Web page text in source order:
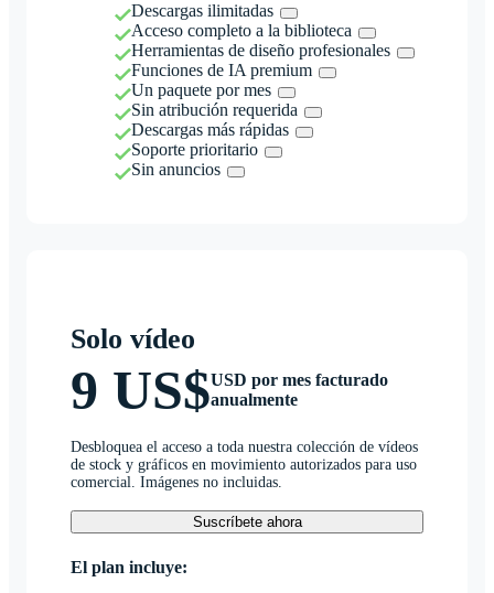
Descargas ilimitadas
Acceso completo a la biblioteca
Herramientas de diseño profesionales
Funciones de IA premium
Un paquete por mes
Sin atribución requerida
Descargas más rápidas
Soporte prioritario
Sin anuncios
Solo vídeo
9 US$USD por mes facturado
anualmente
Desbloquea el acceso a toda nuestra colección de vídeos
de stock y gráficos en movimiento autorizados para uso
comercial. Imágenes no incluidas.
Suscríbete ahora
El plan incluye: